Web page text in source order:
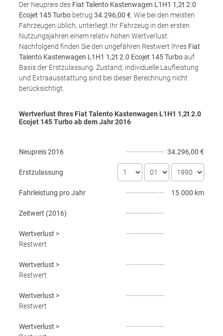
Der Neupreis des Fiat Talento Kastenwagen L1H1 1,2t 2.0
Ecojet 145 Turbo betrug 34.296,00 € . Wie bei den meisten
Fahrzeugen üblich, unterliegt Ihr Fahrzeug in den ersten
Nutzungsjahren einem relativ hohen Wertverlust.
Nachfolgend finden Sie den ungefähren Restwert Ihres Fiat
Talento Kastenwagen L1H1 1,2t 2.0 Ecojet 145 Turboauf
Basis der Erstzulassung. Zustand, individuelle Laufleistung
und Extraausstattung sind bei dieser Berechnung nicht
berücksichtigt.
Wertverlust Ihres Fiat Talento Kastenwagen L1H1 1,2t 2.0
Ecojet 145 Turbo ab dem Jahr2016
Neupreis2016 34.296,00 €
Erstzulassung
Fahrleistung pro Jahr 15.000 km
Zeitwert (2016)
Wertverlust >
Restwert
Wertverlust >
Restwert
Wertverlust >
Restwert
Wertverlust >